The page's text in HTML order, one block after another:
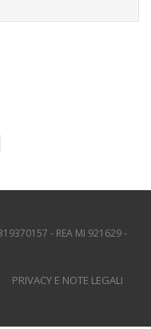
- REA MI 921629 -
PRIVACY E NOTE LEGALI